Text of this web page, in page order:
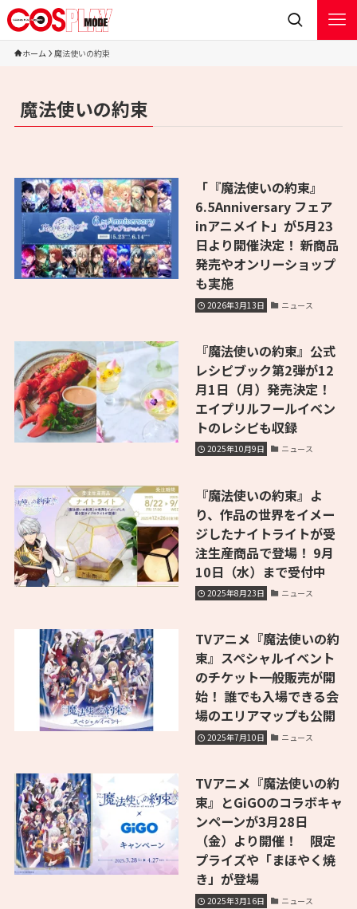
ホーム 魔法使いの約束
魔法使いの約束
「『魔法使いの約束』
6.5Anniversary フェア
inアニメイト」が5月23
日より開催決定！ 新商品
発売やオンリーショップ
も実施
2026年3月13日 ニュース
『魔法使いの約束』公式
レシピブック第2弾が12
月1日（月）発売決定！
エイプリルフールイベン
トのレシピも収録
2025年10月9日 ニュース
『魔法使いの約束』よ
り、作品の世界をイメー
ジしたナイトライトが受
注生産商品で登場！ 9月
10日（水）まで受付中
2025年8月23日 ニュース
TVアニメ『魔法使いの約
束』スペシャルイベント
のチケット一般販売が開
始！ 誰でも入場できる会
場のエリアマップも公開
2025年7月10日 ニュース
TVアニメ『魔法使いの約
束』とGiGOのコラボキャ
ンペーンが3月28日
（金）より開催！ 限定
プライズや「まほやく焼
き」が登場
2025年3月16日 ニュース